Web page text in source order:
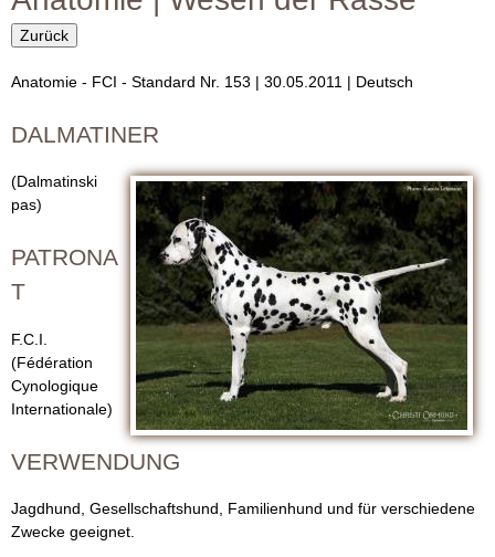
i
O
M
O
N
D
D
a
m
a
m
u
a
r
Zurück
Anatomie - FCI - Standard Nr. 153 | 30.05.2011 | Deutsch
DALMATINER
(Dalmatinski
pas)
PATRONA
T
F.C.I.
(Fédération
Cynologique
Internationale)
VERWENDUNG
Jagdhund, Gesellschaftshund, Familienhund und für verschiedene
Zwecke geeignet.